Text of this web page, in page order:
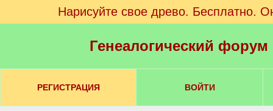
Нарисуйте свое древо. Бесплатно.
Генеалогический
РЕГИСТРАЦИЯ ВОЙТИ